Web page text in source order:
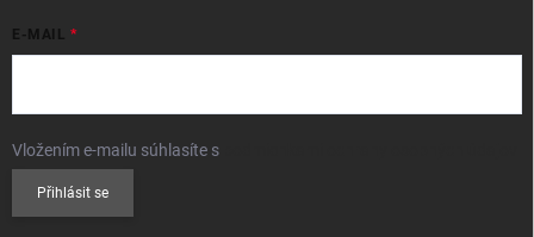
E-MAIL
Vložením e-mailu súhlasíte s
Přihlásit se